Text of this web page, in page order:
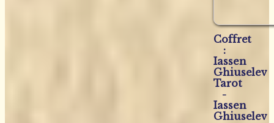
Coffret
:
Iassen
Ghiuselev
Tarot
-
Iassen
Ghiuselev